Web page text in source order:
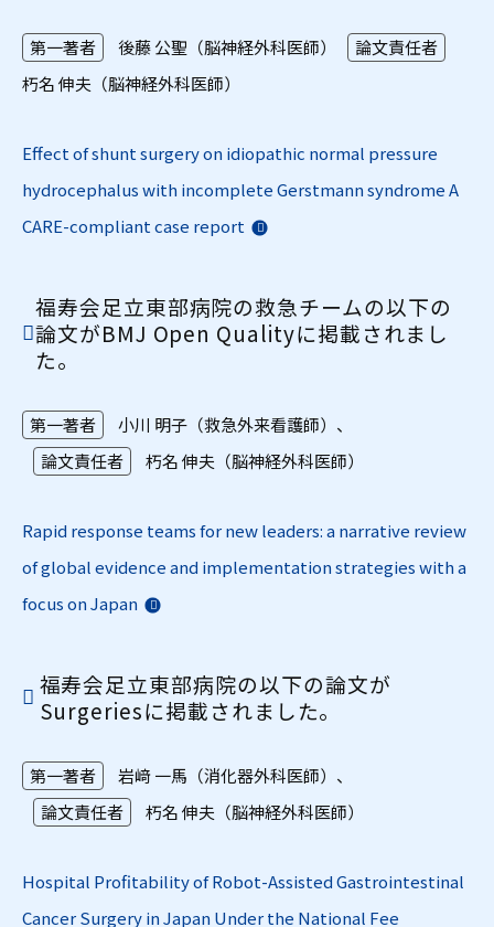
第一著者 後藤 公聖（脳神経外科医師）
論文責任者
朽名 伸夫（脳神経外科医師）
Effect of shunt surgery on idiopathic normal pressure
hydrocephalus with incomplete Gerstmann syndrome A
CARE-compliant case report
福寿会足立東部病院の救急チームの以下の
論文がBMJ Open Qualityに掲載されまし
た。
第一著者
小川 明子（救急外来看護師）、
論文責任者
朽名 伸夫（脳神経外科医師）
Rapid response teams for new leaders: a narrative review
of global evidence and implementation strategies with a
focus on Japan
福寿会足立東部病院の以下の論文が
Surgeriesに掲載されました。
第一著者
岩﨑 一馬（消化器外科医師）、
論文責任者
朽名 伸夫（脳神経外科医師）
Hospital Profitability of Robot-Assisted Gastrointestinal
Cancer Surgery in Japan Under the National Fee